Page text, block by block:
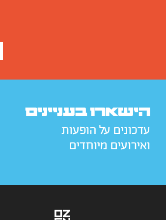
הישארו בעניינים
עדכונים על הופעות
ואירועים מיוחדים